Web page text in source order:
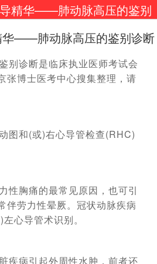
精华——肺动脉高压的鉴别
华——肺动脉高压的鉴别诊断
诊断是临床执业医师考试会
张博士医考中心搜集整理，请
和(或)右心导管检查(RHC)
胸痛的最常见原因，也可引
伴劳力性晕厥。冠状动脉疾病
心导管术识别。
病引起外周性水肿，前者还